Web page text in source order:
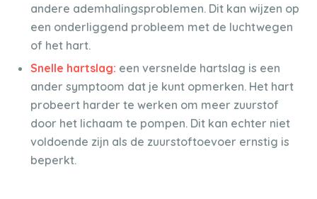
andere ademhalingsproblemen. Dit kan wijzen op
een onderliggend probleem met de luchtwegen
of het hart.
Snelle hartslag: een versnelde hartslag is een
ander symptoom dat je kunt opmerken. Het hart
probeert harder te werken om meer zuurstof
door het lichaam te pompen. Dit kan echter niet
voldoende zijn als de zuurstoftoevoer ernstig is
beperkt.